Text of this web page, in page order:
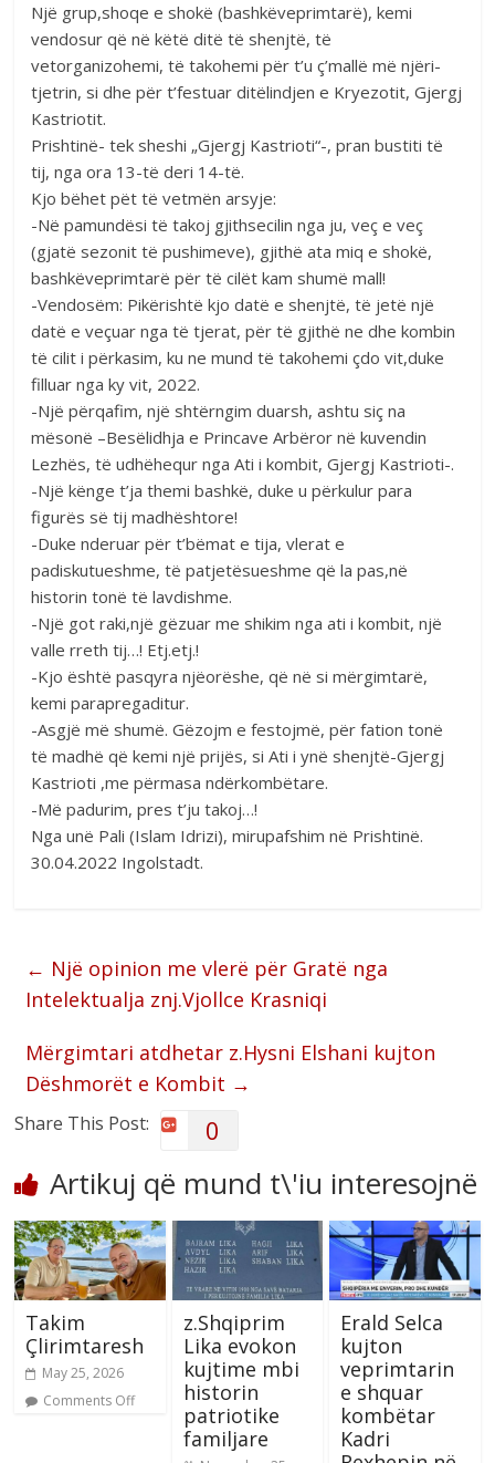
Një grup,shoqe e shokë (bashkëveprimtarë), kemi
vendosur që në këtë ditë të shenjtë, të
vetorganizohemi, të takohemi për t’u ç’mallë më njëri-
tjetrin, si dhe për t’festuar ditëlindjen e Kryezotit, Gjergj
Kastriotit.
Prishtinë- tek sheshi „Gjergj Kastrioti“-, pran bustiti të
tij, nga ora 13-të deri 14-të.
Kjo bëhet pët të vetmën arsyje:
-Në pamundësi të takoj gjithsecilin nga ju, veç e veç
(gjatë sezonit të pushimeve), gjithë ata miq e shokë,
bashkëveprimtarë për të cilët kam shumë mall!
-Vendosëm: Pikërishtë kjo datë e shenjtë, të jetë një
datë e veçuar nga të tjerat, për të gjithë ne dhe kombin
të cilit i përkasim, ku ne mund të takohemi çdo vit,duke
filluar nga ky vit, 2022.
-Një përqafim, një shtërngim duarsh, ashtu siç na
mësonë –Besëlidhja e Princave Arbëror në kuvendin
Lezhës, të udhëhequr nga Ati i kombit, Gjergj Kastrioti-.
-Një kënge t’ja themi bashkë, duke u përkulur para
figurës së tij madhështore!
-Duke nderuar për t’bëmat e tija, vlerat e
padiskutueshme, të patjetësueshme që la pas,në
historin tonë të lavdishme.
-Një got raki,një gëzuar me shikim nga ati i kombit, një
valle rreth tij…! Etj.etj.!
-Kjo është pasqyra njëorëshe, që në si mërgimtarë,
kemi parapregaditur.
-Asgjë më shumë. Gëzojm e festojmë, për fation tonë
të madhë që kemi një prijës, si Ati i ynë shenjtë-Gjergj
Kastrioti ,me përmasa ndërkombëtare.
-Më padurim, pres t’ju takoj…!
Nga unë Pali (Islam Idrizi), mirupafshim në Prishtinë.
30.04.2022 Ingolstadt.
← Një opinion me vlerë për Gratë nga
Intelektualja znj.Vjollce Krasniqi
Mërgimtari atdhetar z.Hysni Elshani kujton
Dëshmorët e Kombit →
Share This Post: 0
Artikuj që mund t\'iu interesojnë
Takim
Çlirimtaresh
May 25, 2026
Comments Off
z.Shqiprim
Lika evokon
kujtime mbi
historin
patriotike
familjare
Erald Selca
kujton
veprimtarin
e shquar
kombëtar
Kadri